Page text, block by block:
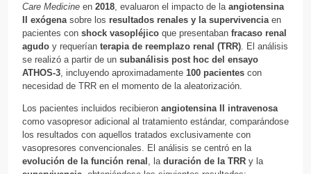
Care Medicine en 2018, evaluaron el impacto de la angiotensina
II exógenasobre los resultados renales y la supervivenciaen
pacientes con shock vasopléjico que presentaban fracaso renal
agudo y requerían terapia de reemplazo renal (TRR). El análisis
se realizó a partir de un subanálisis post hoc del ensayo
ATHOS-3, incluyendo aproximadamente 100 pacientes con
necesidad de TRR en el momento de la aleatorización.
Los pacientes incluidos recibieron angiotensina II intravenosa
como vasopresor adicional al tratamiento estándar, comparándose
los resultados con aquellos tratados exclusivamente con
vasopresores convencionales. El análisis se centró en la
evolución de la función renal , la duración de la TRR y la